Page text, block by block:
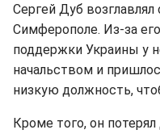
Сергей Дуб
Симферополе. Из-за
поддержки Украины у
начальством и
низкую должность,
Кроме того, он потерял